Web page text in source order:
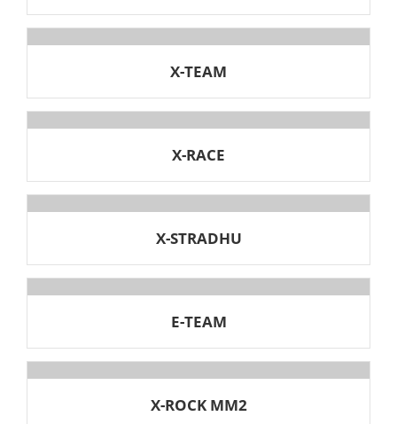
X-TEAM
X-RACE
X-STRADHU
E-TEAM
X-ROCK MM2